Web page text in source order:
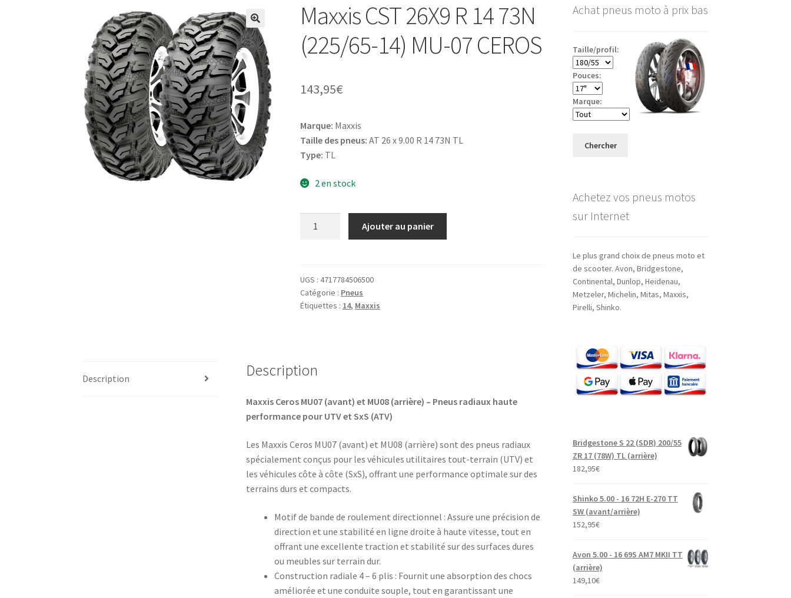
Maxxis CST 26X9 R 14 73N
(225/65-14) MU-07 CEROS
143,95€
Marque: Maxxis
Taille des pneus: AT 26 x 9.00 R 14 73N TL
Type: TL
2 en stock
26X9
R
14
MU-
CEROS
Ajouter au panier
UGS :4717784506500
Catégorie : Pneus
Étiquettes : 14, Maxxis
Description Description
Maxxis Ceros MU07 (avant) et MU08 (arrière) – Pneus radiaux haute
performance pour UTV et SxS (ATV)
Les Maxxis Ceros MU07 (avant) et MU08 (arrière) sont des pneus radiaux
spécialement conçus pour les véhicules utilitaires tout-terrain (UTV) et
les véhicules côte à côte (SxS), offrant une performance optimale sur des
terrains durs et compacts.
Motif de bande de roulement directionnel : Assure une précision de
direction et une stabilité en ligne droite à haute vitesse, tout en
offrant une excellente traction et stabilité sur des surfaces dures
ou meubles sur terrain dur.
Construction radiale 4 – 6 plis : Fournit une absorption des chocs
améliorée et une conduite souple, tout en garantissant une
Achat pneus moto à prix bas
Taille/profil:
Pouces:
Marque:
Chercher
Achetez vos pneus motos
sur Internet
Le plus grand choix de pneus moto et
de scooter. Avon, Bridgestone,
Continental, Dunlop, Heidenau,
Metzeler, Michelin, Mitas, Maxxis,
Pirelli, Shinko.
Bridgestone S 22 (SDR) 200/55
ZR 17 (78W) TL (arrière)
182,95€
Shinko 5.00 - 16 72H E-270 TT
SW (avant/arrière)
152,95€
Avon 5.00 - 16 69S AM7 MKII TT
(arrière)
149,10€